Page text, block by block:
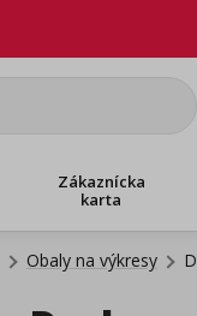
Zákaznícka
karta
Obaly na výkresy